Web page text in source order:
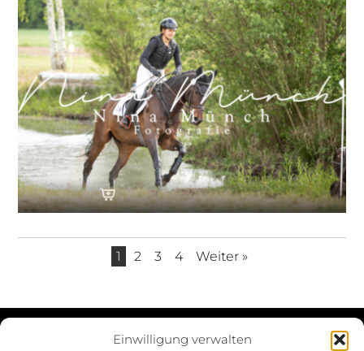
Einwilligung verwalten
1 2 3 4 Weiter »